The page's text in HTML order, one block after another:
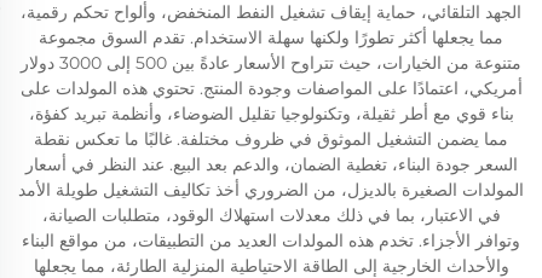
الجهد التلقائي، حماية إيقاف تشغيل النفط المنخفض، وألواح تحكم رقمية،
مما يجعلها أكثر تطورًا ولكنها سهلة الاستخدام. تقدم السوق مجموعة
متنوعة من الخيارات، حيث تتراوح الأسعار عادةً بين 500 إلى 3000 دولار
أمريكي، اعتمادًا على المواصفات وجودة المنتج. تحتوي هذه المولدات على
بناء قوي مع أطر ثقيلة، وتكنولوجيا تقليل الضوضاء، وأنظمة تبريد كفؤة،
مما يضمن التشغيل الموثوق في ظروف مختلفة. غالبًا ما تعكس نقطة
السعر جودة البناء، تغطية الضمان، والدعم بعد البيع. عند النظر في أسعار
المولدات الصغيرة بالديزل، من الضروري أخذ تكاليف التشغيل طويلة الأمد
في الاعتبار، بما في ذلك معدلات استهلاك الوقود، متطلبات الصيانة،
وتوافر الأجزاء. تخدم هذه المولدات العديد من التطبيقات، من مواقع البناء
والأحداث الخارجية إلى الطاقة الاحتياطية المنزلية الطارئة، مما يجعلها